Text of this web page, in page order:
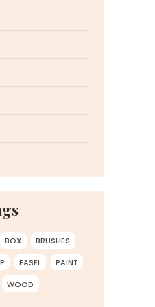
BOX
BRUSHES
EASEL
PAINT
WOOD